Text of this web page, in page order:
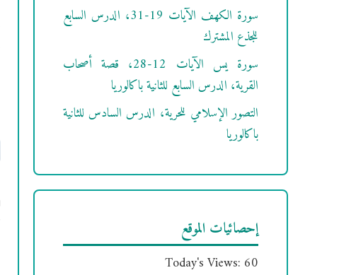
سورة الكهف الآيات 19-31، الدرس السابع
للجذع المشترك
سورة يس الآيات 12-28، قصة أصحاب
القرية، الدرس السابع للثانية باكالوريا
التصور الإسلامي للحرية، الدرس السادس للثانية
باكالوريا
إحصائيات الموقع
Today's Views: 60